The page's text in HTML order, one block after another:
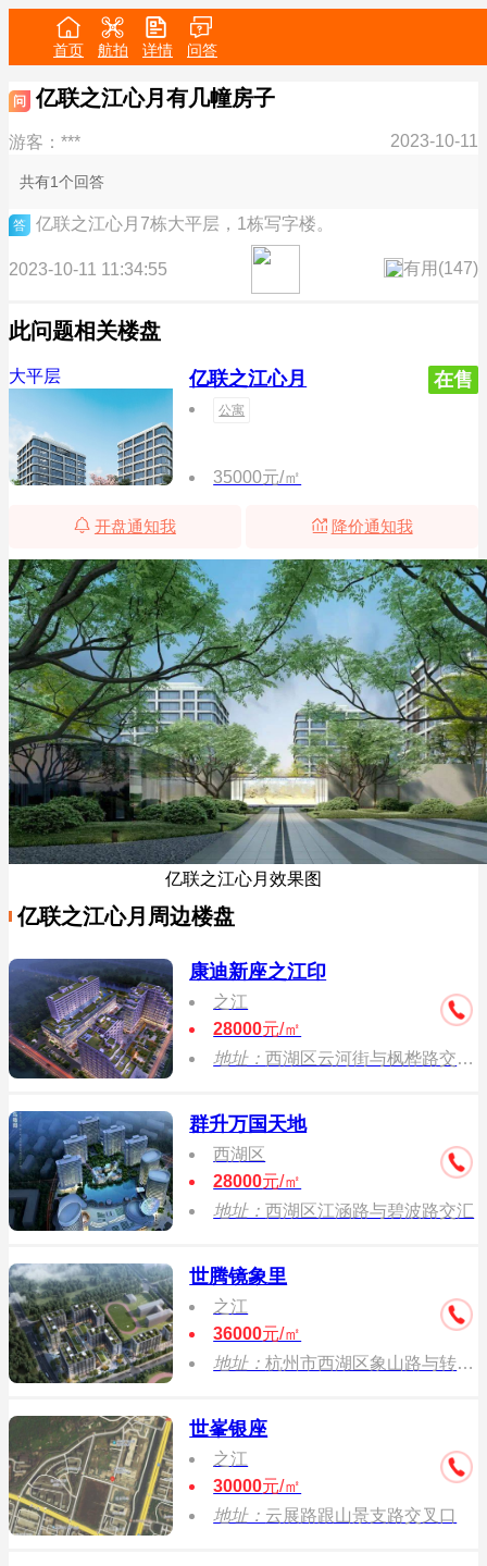
首页 航拍 详情 问答
问 亿联之江心月有几幢房子
游客：*** 2023-10-11
共有1个回答
答 亿联之江心月7栋大平层，1栋写字楼。
2023-10-11 11:34:55 有用(147)
此问题相关楼盘
大平层 亿联之江心月 在售
公寓
35000元/㎡
开盘通知我 降价通知我
亿联之江心月效果图
亿联之江心月周边楼盘
康迪新座之江印
之江
28000元/㎡
地址：西湖区云河街与枫桦路交叉口(向西300米)
群升万国天地
西湖区
28000元/㎡
地址：西湖区江涵路与碧波路交汇
世腾镜象里
之江
36000元/㎡
地址：杭州市西湖区象山路与转江街交汇处西北角
世峯银座
之江
30000元/㎡
地址： 云展路跟山景支路交叉口